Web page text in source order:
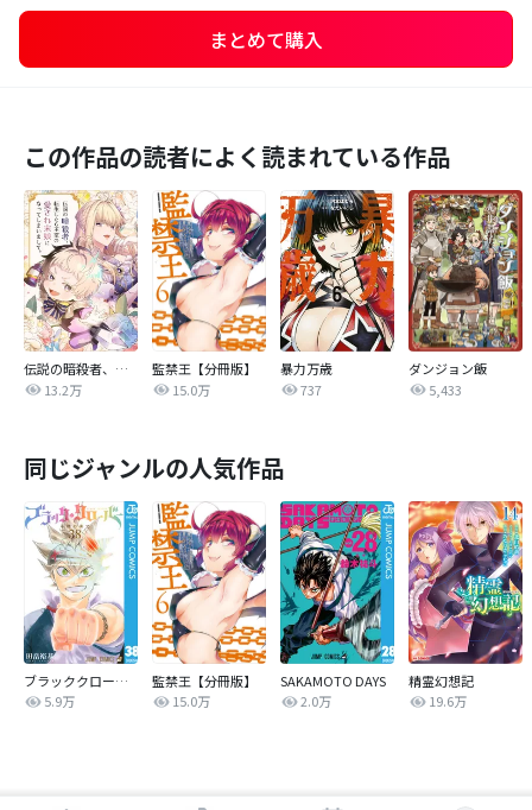
まとめて購入
この作品の読者によく読まれている作品
伝説の暗殺者、転生したら王家の愛され末娘になってしまいまして。【タテヨミ】
13.2万
監禁王【分冊版】
15.0万
暴力万歳
737
ダンジョン飯
5,433
同じジャンルの人気作品
ブラッククローバー
5.9万
監禁王【分冊版】
15.0万
SAKAMOTO DAYS
2.0万
精霊幻想記
19.6万